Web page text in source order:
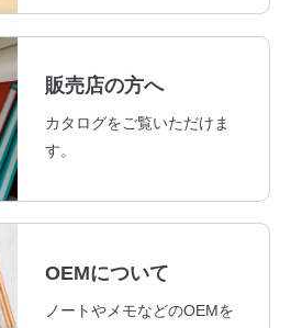
販売店の方へ
カタログをご覧いただけま
す。
OEMについて
ノートやメモなどのOEMを